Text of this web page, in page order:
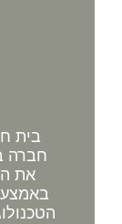
בית
חברה
את